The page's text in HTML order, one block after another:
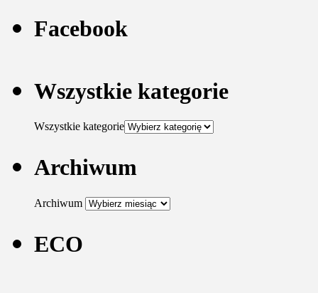
Facebook
Wszystkie kategorie
Wszystkie kategorie
Archiwum
Archiwum
ECO